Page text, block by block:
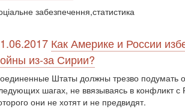
забезпечення,статистика
Как Америке и России
из-за Сирии?
Штаты должны трезво подумать
шагах, не ввязываясь в конфликт с
они не хотят и не предвидят.